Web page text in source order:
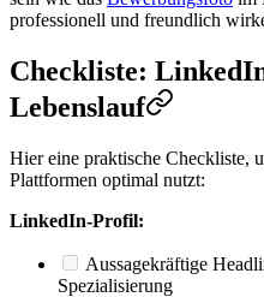
professionell und freundlich
Checkliste:
Lebenslauf
Hier eine praktische Checkliste,
Plattformen optimal nutzt:
LinkedIn-Profil:
Aussagekräftige
Spezialisierung